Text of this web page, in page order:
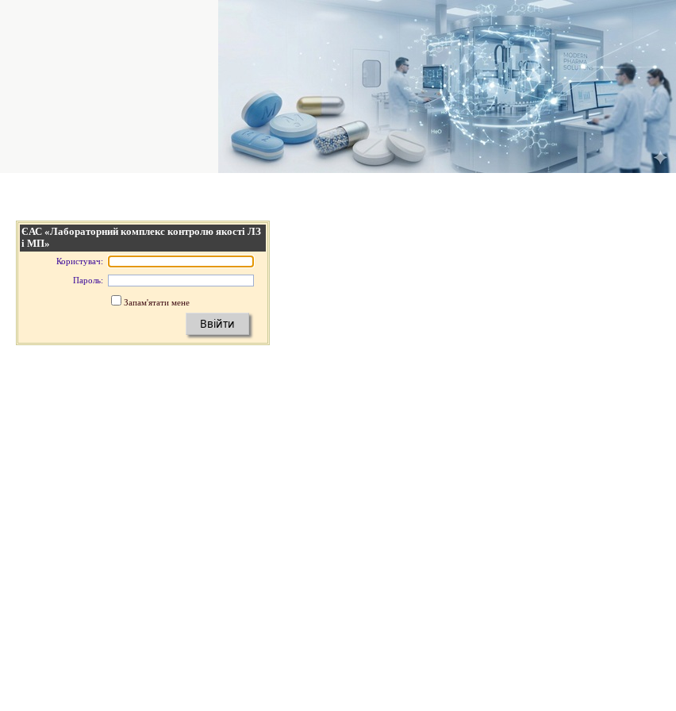
ЄАС «Лабораторний комплекс контролю якості ЛЗ
і МП»
Користувач:
Пароль:
Запам'ятати мене